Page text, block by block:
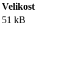
Velikost
51 kB